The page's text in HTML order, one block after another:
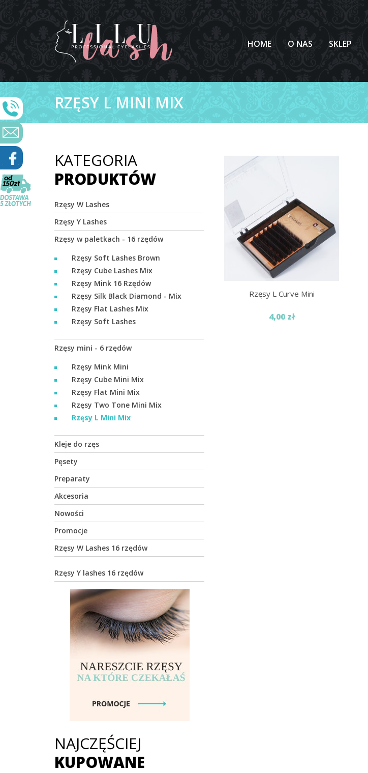
HOME O NAS SKLEP
RZĘSY L MINI MIX
KATEGORIA
PRODUKTÓW
Rzęsy W Lashes
Rzęsy Y Lashes
Rzęsy w paletkach - 16 rzędów
Rzęsy Soft Lashes Brown
Rzęsy Cube Lashes Mix
Rzęsy Mink 16 Rzędów
Rzęsy Silk Black Diamond - Mix
Rzęsy Flat Lashes Mix
Rzęsy Soft Lashes
Rzęsy mini - 6 rzędów
Rzęsy Mink Mini
Rzęsy Cube Mini Mix
Rzęsy Flat Mini Mix
Rzęsy Two Tone Mini Mix
Rzęsy L Mini Mix
Kleje do rzęs
Pęsety
Preparaty
Akcesoria
Nowości
Promocje
Rzęsy W Lashes 16 rzędów
Rzęsy Y lashes 16 rzędów
NAJCZĘŚCIEJ
KUPOWANE
Rzęsy L Curve Mini
4,00 zł